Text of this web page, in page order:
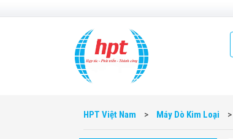
HPT Việt Nam > Máy Dò Kim Loại >